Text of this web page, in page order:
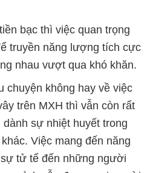
bạc thì việc quan trọng
truyền năng lượng tích cực
nhau vượt qua khó khăn.
chuyện không hay về việc
trên MXH thì vẫn còn rất
sự nhiệt huyết trong
Việc mang đến năng
tử tế đến những người